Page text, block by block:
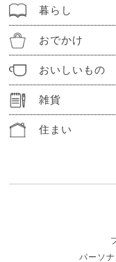
暮らし
おでかけ
おいしいもの
雑貨
住まい
パーソ